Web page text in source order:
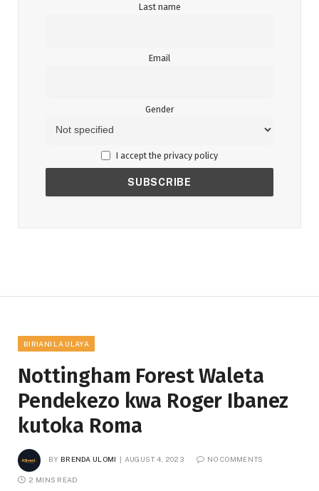
Last name
Email
Gender
I accept the privacy policy
BIRIANI LA ULAYA
Nottingham Forest Waleta
Pendekezo kwa Roger Ibanez
kutoka Roma
BY BRENDA ULOMI AUGUST 4, 2023 NO COMMENTS
2 MINS READ